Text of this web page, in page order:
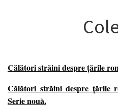
Călători străini despre ţările
Călători străini despre ţările
Serie nouă.